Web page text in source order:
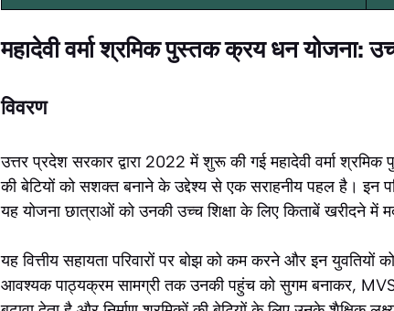
महादेवी वर्मा श्रमिक पुस्तक क्रय धन योजना:
विवरण
उत्तर प्रदेश सरकार द्वारा 2022 में शुरू की गई महादेवी वर्मा
की बेटियों को सशक्त बनाने के उद्देश्य से एक सराहनीय पहल है। इन
यह योजना छात्राओं को उनकी उच्च शिक्षा के लिए किताबें खरीदने
यह वित्तीय सहायता परिवारों पर बोझ को कम करने और इन युवतियों
आवश्यक पाठ्यक्रम सामग्री तक उनकी पहुंच को सुगम बनाकर,